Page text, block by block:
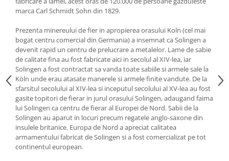
Oale si cratite
Tigai
Vesela si tacamuri
Boluri
Farfurii
Scurgatoare vase
Seturi de tacamuri
Suporturi pentru tacamuri
Cani
Cesti
marca Carl Schmidt Sohn din 1829.
Prezenta minereului de fier in apropierea orasului Koln (cel mai
bogat centru comercial din Germania) a insemnat ca Solingen a
devenit rapid un centru de prelucrare a metalelor. Lame de sabie
de calitate fina au fost fabricate aici in secolul al XIV-lea, iar
Solingen a fost contractat sa vanda toate sabiile si armele sale la
Köln unde erau atasate manerele si armele finite vandute. De la
sfarsitul secolului al XIV-lea si inceputul secolului al XV-lea au fost
gasite topitori de fierar in jurul orasului Solingen, adaugand faima
lui Solingen ca centru de fierar al Europei de Nord. Sabii de la
Solingen au aparut in locuri precum regatele anglo-saxone din
insulele britanice. Europa de Nord a apreciat calitatea
armamentului fabricat de Solingen si a fost comercializat pe tot
continentul european.